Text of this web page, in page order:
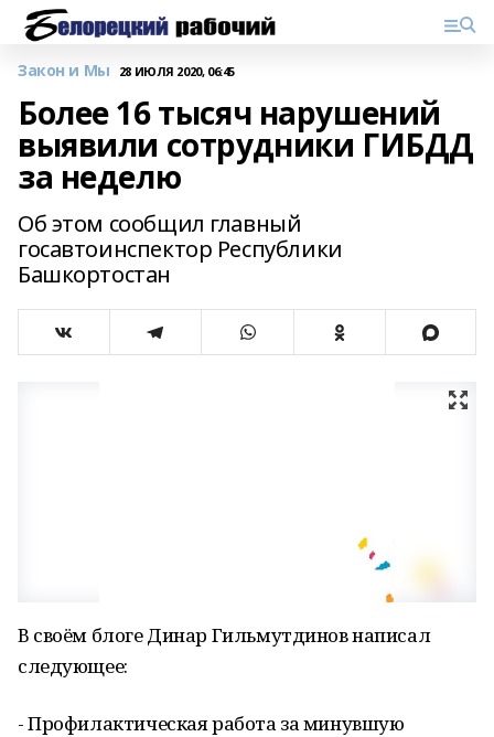
Закон и Мы 28 ИЮЛЯ 2020, 06:45
Более 16 тысяч нарушений
выявили сотрудники ГИБДД
за неделю
Об этом сообщил главный
госавтоинспектор Республики
Башкортостан
В своём блоге Динар Гильмутдинов написал
следующее:
- Профилактическая работа за минувшую